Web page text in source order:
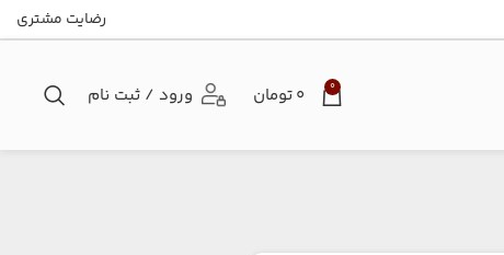
رضایت مشتری
0 ۰تومان ورود / ثبت نام